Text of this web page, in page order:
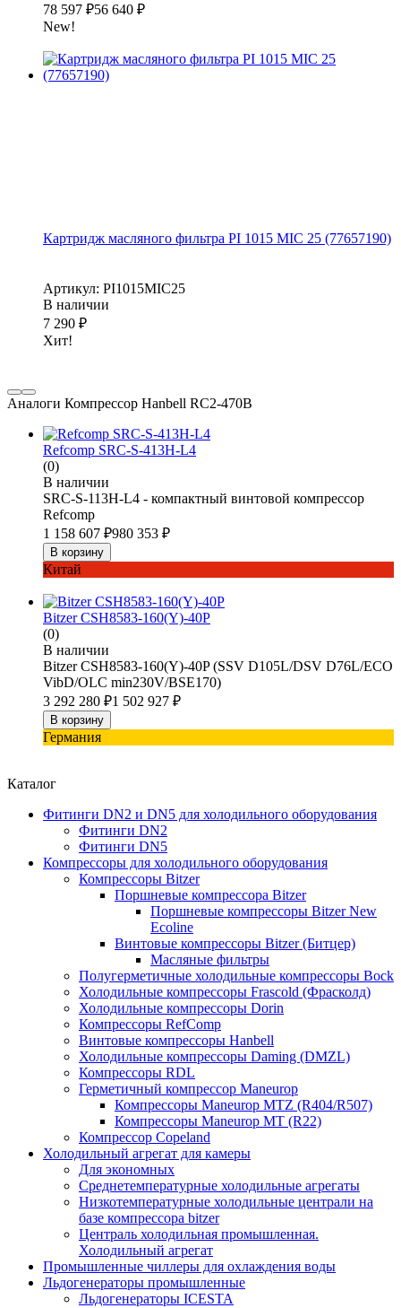
78 597 ₽56 640 ₽
New!
Картридж масляного фильтра PI 1015 MIC 25 (77657190)
Артикул: PI1015MIC25
В наличии
7 290 ₽
Хит!
Аналоги Компрессор Hanbell RC2-470B
Refcomp SRC-S-413H-L4
(0)
В наличии
SRC-S-113H-L4 - компактный винтовой компрессор
Refcomp
1 158 607 ₽980 353 ₽
В корзину
Китай
Bitzer CSH8583-160(Y)-40P
(0)
В наличии
Bitzer CSH8583-160(Y)-40P (SSV D105L/DSV D76L/ECO
VibD/OLC min230V/BSE170)
3 292 280 ₽1 502 927 ₽
В корзину
Германия
Каталог
Фитинги DN2 и DN5 для холодильного оборудования
Фитинги DN2
Фитинги DN5
Компрессоры для холодильного оборудования
Компрессоры Bitzer
Поршневые компрессора Bitzer
Поршневые компрессоры Bitzer New
Ecoline
Винтовые компрессоры Bitzer (Битцер)
Масляные фильтры
Полугерметичные холодильные компрессоры Bock
Холодильные компрессоры Frascold (Фрасколд)
Холодильные компрессоры Dorin
Компрессоры RefComp
Винтовые компрессоры Hanbell
Холодильные компрессоры Daming (DMZL)
Компрессоры RDL
Герметичный компрессор Maneurop
Компрессоры Maneurop MTZ (R404/R507)
Компрессоры Maneurop MT (R22)
Компрессор Copeland
Холодильный агрегат для камеры
Для экономных
Среднетемпературные холодильные агрегаты
Низкотемпературные холодильные централи на
базе компрессора bitzer
Централь холодильная промышленная.
Холодильный агрегат
Промышленные чиллеры для охлаждения воды
Льдогенераторы промышленные
Льдогенераторы ICESTA